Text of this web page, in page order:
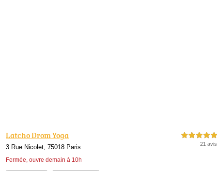
Latcho Drom Yoga
3 Rue Nicolet, 75018 Paris
Fermée, ouvre demain à 10h
5,0 étoiles sur 5
21 avis